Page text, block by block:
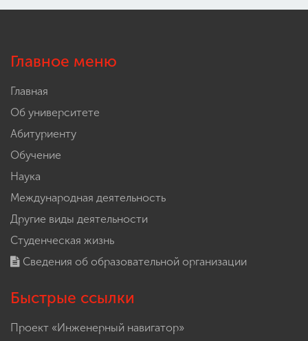
Главное меню
Главная
Об университете
Абитуриенту
Обучение
Наука
Международная деятельность
Другие виды деятельности
Студенческая жизнь
Сведения об образовательной организации
Быстрые ссылки
Проект «Инженерный навигатор»